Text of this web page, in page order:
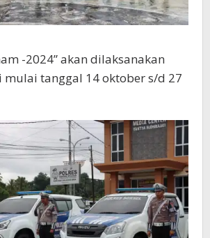
-2024” akan dilaksanakan
mulai tanggal 14 oktober s/d 27